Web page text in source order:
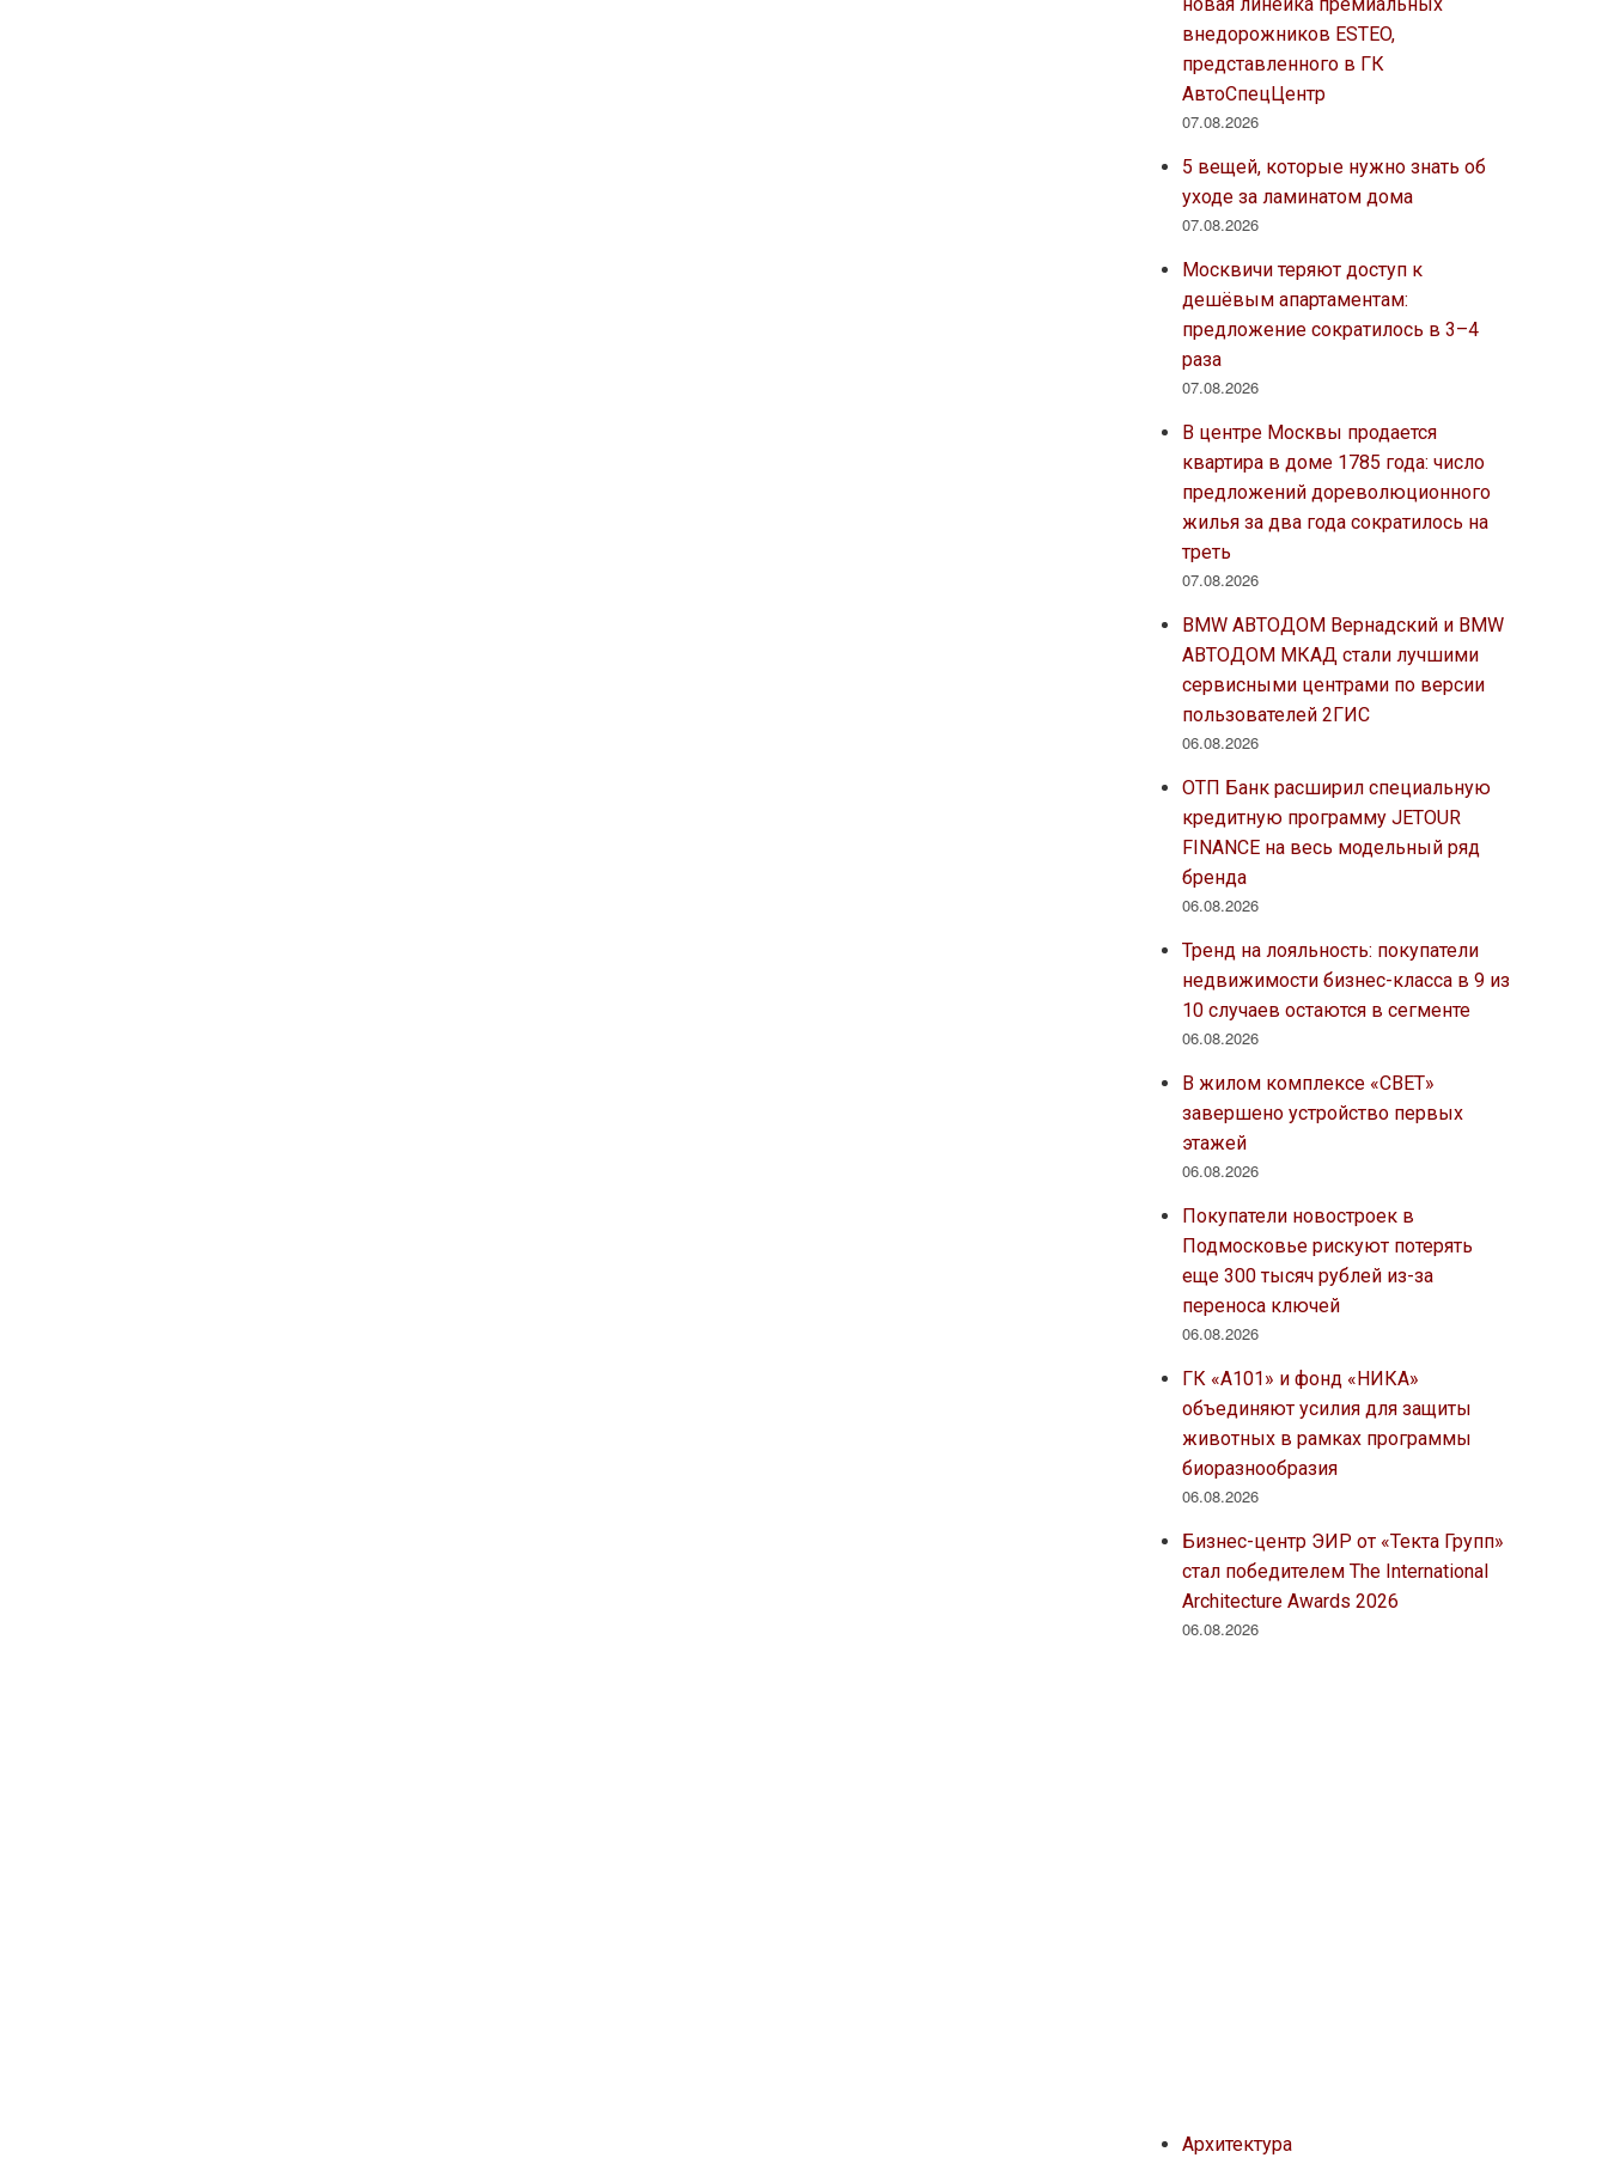
внедорожников ESTEO,
представленного в ГК
АвтоСпецЦентр
07.08.2026
5 вещей, которые нужно знать об
уходе за ламинатом дома
07.08.2026
Москвичи теряют доступ к
дешёвым апартаментам:
предложение сократилось в 3–4
раза
07.08.2026
В центре Москвы продается
квартира в доме 1785 года: число
предложений дореволюционного
жилья за два года сократилось на
треть
07.08.2026
BMW АВТОДОМ Вернадский и BMW
АВТОДОМ МКАД стали лучшими
сервисными центрами по версии
пользователей 2ГИС
06.08.2026
ОТП Банк расширил специальную
кредитную программу JETOUR
FINANCE на весь модельный ряд
бренда
06.08.2026
Тренд на лояльность: покупатели
недвижимости бизнес-класса в 9 из
10 случаев остаются в сегменте
06.08.2026
В жилом комплексе «СВЕТ»
завершено устройство первых
этажей
06.08.2026
Покупатели новостроек в
Подмосковье рискуют потерять
еще 300 тысяч рублей из-за
переноса ключей
06.08.2026
ГК «А101» и фонд «НИКА»
объединяют усилия для защиты
животных в рамках программы
биоразнообразия
06.08.2026
Бизнес-центр ЭИР от «Текта Групп»
стал победителем The International
Architecture Awards 2026
06.08.2026
Архитектура